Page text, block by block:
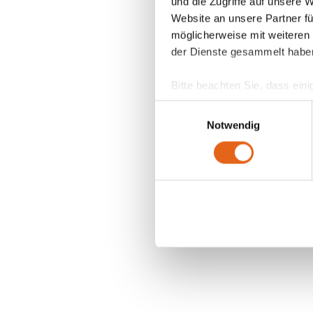
Website an unsere Partner
möglicherweise mit
der Dienste gesammelt
Bitte beachten Sie, dass
anderes Datenschutzniveau
Übereinstimmung mit den
Sie geben Einwilligung zu
Notwendig